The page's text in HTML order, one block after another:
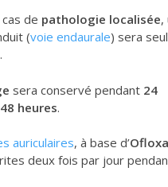
de pathologie localisée,
(voie endaurale) sera
sera conservé pendant 24
48 heures.
auriculaires, à base d’
deux fois par jour